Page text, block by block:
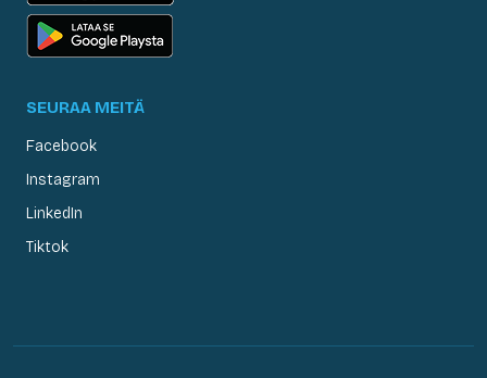
SEURAA MEITÄ
Facebook
Instagram
LinkedIn
Tiktok